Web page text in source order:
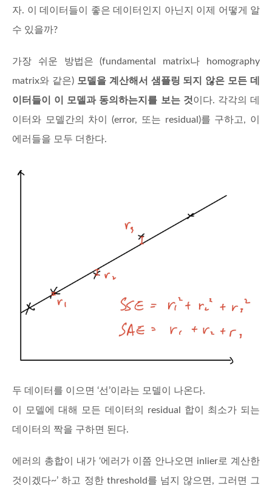
자. 이 데이터들이 좋은 데이터인지 아닌지 이제 어떻게 알
수 있을까?
가장 쉬운 방법은 (fundamental matrix나 homography
matrix와 같은) 모델을 계산해서 샘플링 되지 않은 모든 데
이터들이 이 모델과 동의하는지를 보는 것이다. 각각의 데
이터와 모델간의 차이 (error, 또는 residual)를 구하고, 이
에러들을 모두 더한다.
두 데이터를 이으면 ‘선’이라는 모델이 나온다.
이 모델에 대해 모든 데이터의 residual 합이 최소가 되는
데이터의 짝을 구하면 된다.
에러의 총합이 내가 ‘에러가 이쯤 안나오면 inlier로 계산한
것이겠다~’ 하고 정한 threshold를 넘지 않으면, 그러면 그